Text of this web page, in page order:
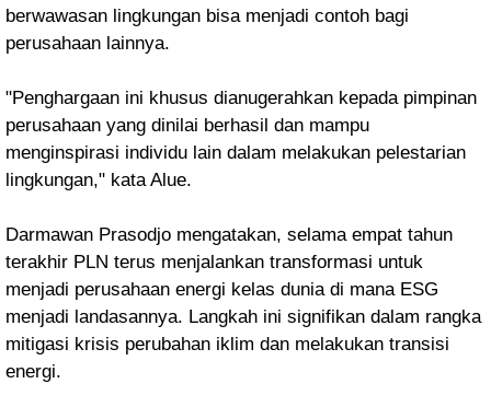
berwawasan lingkungan bisa menjadi contoh bagi
perusahaan lainnya.
"Penghargaan ini khusus dianugerahkan kepada pimpinan
perusahaan yang dinilai berhasil dan mampu
menginspirasi individu lain dalam melakukan pelestarian
lingkungan," kata Alue.
Darmawan Prasodjo mengatakan, selama empat tahun
terakhir PLN terus menjalankan transformasi untuk
menjadi perusahaan energi kelas dunia di mana ESG
menjadi landasannya. Langkah ini signifikan dalam rangka
mitigasi krisis perubahan iklim dan melakukan transisi
energi.